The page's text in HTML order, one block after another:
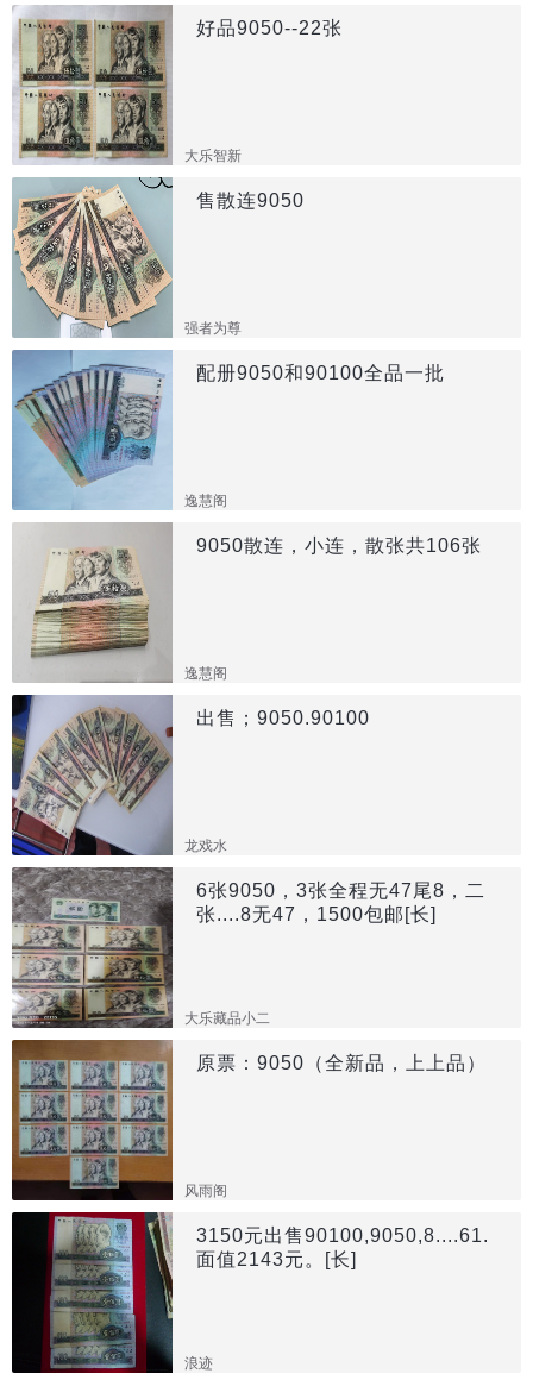
好品9050--22张
大乐智新
售散连9050
强者为尊
配册9050和90100全品一批
逸慧阁
9050散连，小连，散张共106张
逸慧阁
出售；9050.90100
龙戏水
6张9050，3张全程无47尾8，二
张....8无47，1500包邮[长]
大乐藏品小二
原票：9050（全新品，上上品）
风雨阁
3150元出售90100,9050,8....61.
面值2143元。[长]
浪迹